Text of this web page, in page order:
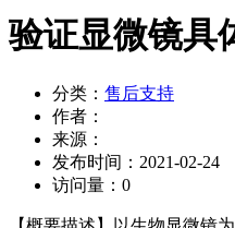
验证显微镜具
分类： 售后支持
作者：
来源：
发布时间： 2021-02-24
访问量： 0